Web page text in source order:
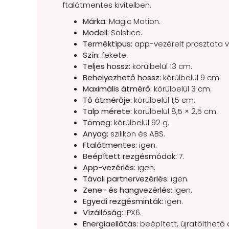
ftalátmentes kivitelben.
Márka: Magic Motion.
Modell: Solstice.
Terméktípus: app-vezérelt prosztata
Szín: fekete.
Teljes hossz: körülbelül 13 cm.
Behelyezhető hossz: körülbelül 9 cm.
Maximális átmérő: körülbelül 3 cm.
Tő átmérője: körülbelül 1,5 cm.
Talp mérete: körülbelül 8,5 × 2,5 cm.
Tömeg: körülbelül 92 g.
Anyag: szilikon és ABS.
Ftalátmentes: igen.
Beépített rezgésmódok: 7.
App-vezérlés: igen.
Távoli partnervezérlés: igen.
Zene- és hangvezérlés: igen.
Egyedi rezgésminták: igen.
Vízállóság: IPX6.
Energiaellátás: beépített, újratölthető